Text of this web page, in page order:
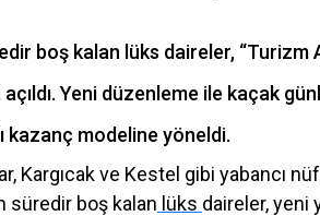
boş kalan lüks daireler, “Turizm
Yeni düzenleme ile kaçak
kazanç modeline yöneldi.
Kargıcak ve Kestel gibi yabancı
süredir boş kalan lüks daireler, yeni